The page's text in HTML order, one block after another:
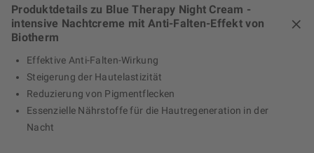
Produktdetails zu Blue Therapy Night Cream -
intensive Nachtcreme mit Anti-Falten-Effekt von
Biotherm
Effektive Anti-Falten-Wirkung
Steigerung der Hautelastizität
Reduzierung von Pigmentflecken
Essenzielle Nährstoffe für die Hautregeneration in der
Nacht